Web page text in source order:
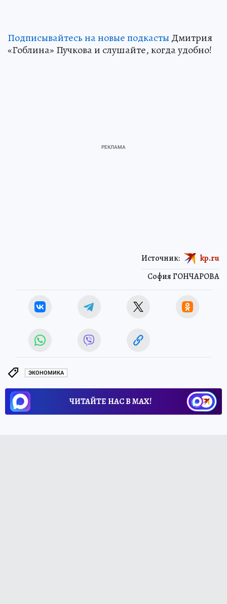
Подписывайтесь на новые подкасты Дмитрия
«Гоблина» Пучкова и слушайте, когда удобно!
София ГОНЧАРОВА
Источник: kp.ru
ЭКОНОМИКА
ЧИТАЙТЕ НАС В МАХ!